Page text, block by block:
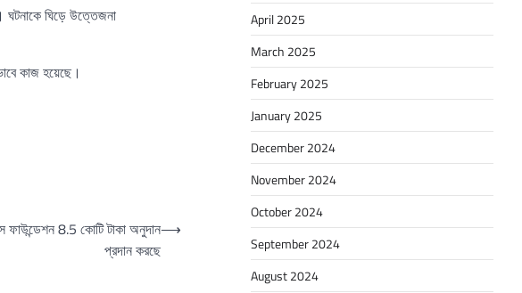
ঘটনাকে ঘিড়ে উত্তেজনা
কাজ হয়েছে।
ফাউন্ডেশন 8.5 কোটি টাকা অনুদান
প্রদান করছে
⟶
April 2025
March 2025
February 2025
January 2025
December 2024
November 2024
October 2024
September 2024
August 2024